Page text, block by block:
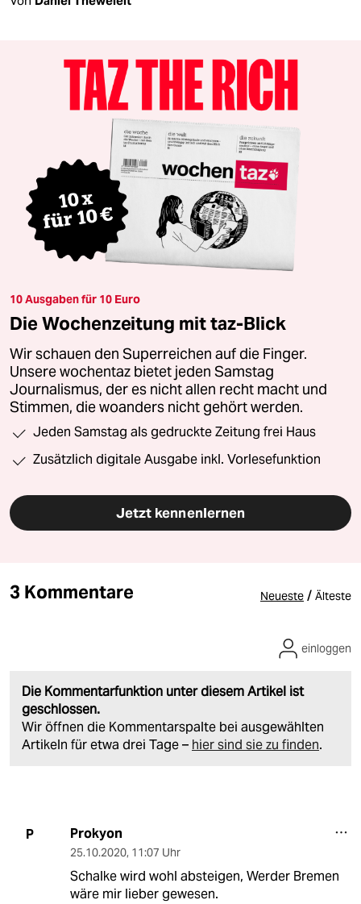
10 Ausgaben für 10 Euro
Die Wochenzeitung mit taz-Blick
Wir schauen den Superreichen auf die Finger.
Unsere wochentaz bietet jeden Samstag
Journalismus, der es nicht allen recht macht und
Stimmen, die woanders nicht gehört werden.
Jeden Samstag als gedruckte Zeitung frei Haus
Zusätzlich digitale Ausgabe inkl. Vorlesefunktion
Jetzt kennenlernen
3 Kommentare Neueste / Älteste
Die Kommentarfunktion unter diesem Artikel ist
geschlossen.
Wir öffnen die Kommentarspalte bei ausgewählten
Artikeln für etwa drei Tage – hier sind sie zu finden.
einloggen
P Prokyon
25.10.2020, 11:07 Uhr
Schalke wird wohl absteigen, Werder Bremen
wäre mir lieber gewesen.